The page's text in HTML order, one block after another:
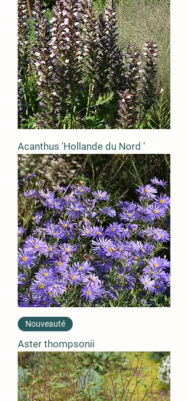
Acanthus 'Hollande du Nord '
Nouveauté
Aster thompsonii